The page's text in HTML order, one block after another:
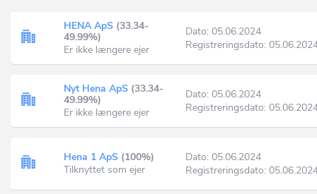
HENA ApS (33.34-
49.99%)
Er ikke længere ejer
Dato: 05.06.2024
Registreringsdato:
Nyt Hena ApS (33.34-
49.99%)
Er ikke længere ejer
Dato: 05.06.2024
Registreringsdato:
Hena 1 ApS (100%)
Tilknyttet som ejer
Dato: 05.06.2024
Registreringsdato: